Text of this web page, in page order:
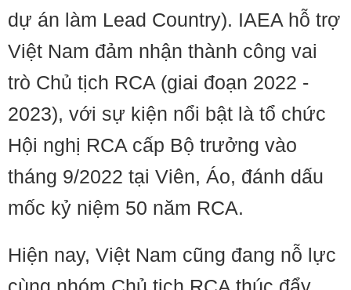
dự án làm Lead Country). IAEA hỗ trợ
Việt Nam đảm nhận thành công vai
trò Chủ tịch RCA (giai đoạn 2022 -
2023), với sự kiện nổi bật là tổ chức
Hội nghị RCA cấp Bộ trưởng vào
tháng 9/2022 tại Viên, Áo, đánh dấu
mốc kỷ niệm 50 năm RCA.
Hiện nay, Việt Nam cũng đang nỗ lực